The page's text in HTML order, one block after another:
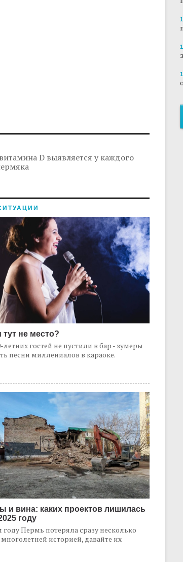
D выявляется у каждого
не место?
гостей не пустили в бар - зумеры
песни миллениалов в караоке.
и вина: каких проектов лишилась
году
Пермь потеряла сразу несколько
историей, давайте их